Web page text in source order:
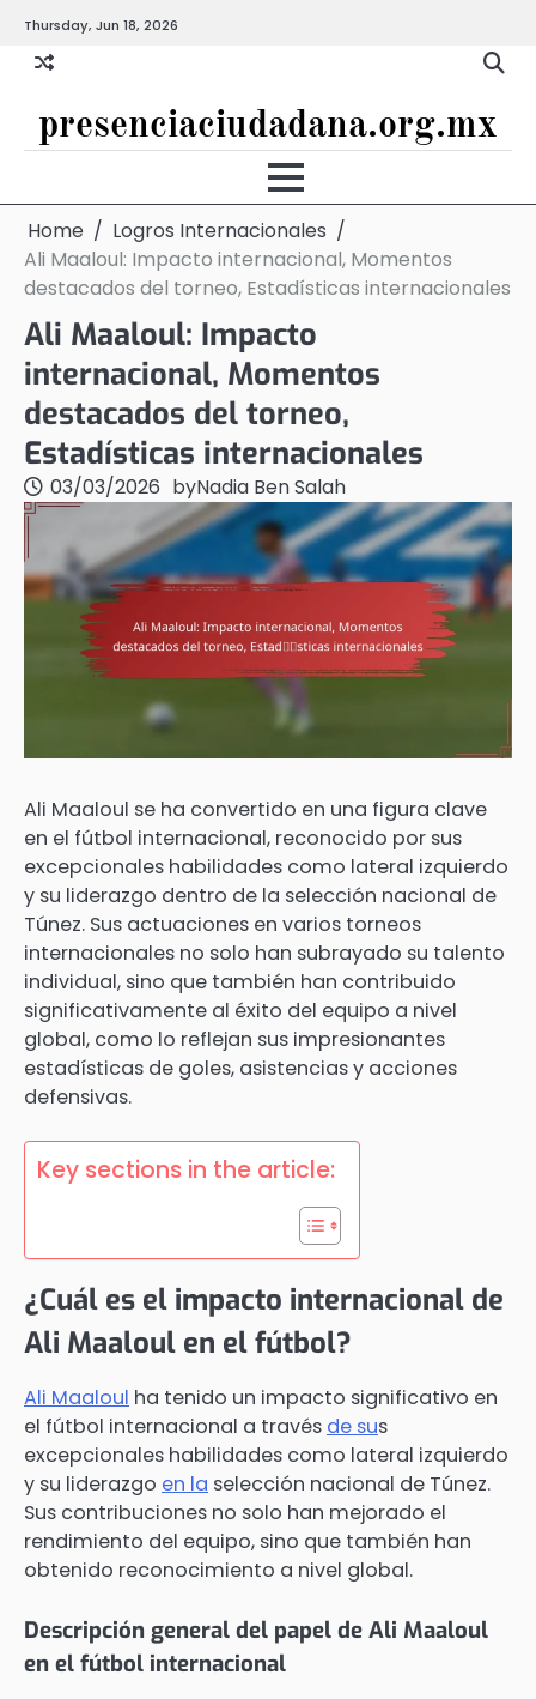
content
Thursday, Jun 18, 2026
presenciaciudadana.org.mx
Home
Logros Internacionales
Ali Maaloul: Impacto internacional, Momentos
destacados del torneo, Estadísticas internacionales
Ali Maaloul: Impacto
internacional, Momentos
destacados del torneo,
Estadísticas internacionales
03/03/2026 byNadia Ben Salah
Ali Maaloul se ha convertido en una figura clave
en el fútbol internacional, reconocido por sus
excepcionales habilidades como lateral izquierdo
y su liderazgo dentro de la selección nacional de
Túnez. Sus actuaciones en varios torneos
internacionales no solo han subrayado su talento
individual, sino que también han contribuido
significativamente al éxito del equipo a nivel
global, como lo reflejan sus impresionantes
estadísticas de goles, asistencias y acciones
defensivas.
Key sections in the article:
¿Cuál es el impacto internacional de
Ali Maaloul en el fútbol?
Ali Maaloul ha tenido un impacto significativo en
el fútbol internacional a través de sus
excepcionales habilidades como lateral izquierdo
y su liderazgo en la selección nacional de Túnez.
Sus contribuciones no solo han mejorado el
rendimiento del equipo, sino que también han
obtenido reconocimiento a nivel global.
Descripción general del papel de Ali Maaloul
en el fútbol internacional